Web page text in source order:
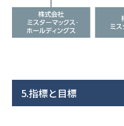
5.指標と目標